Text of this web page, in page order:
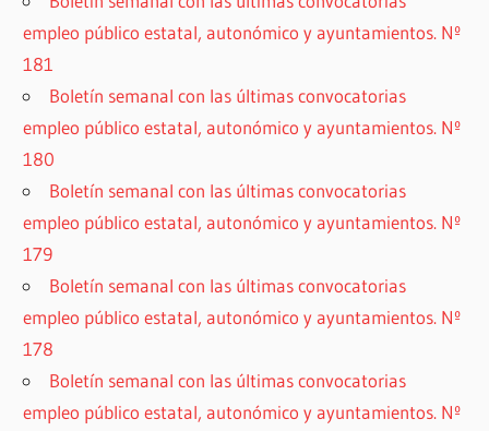
empleo público estatal, autonómico y ayuntamientos. Nº
181
Boletín semanal con las últimas convocatorias
empleo público estatal, autonómico y ayuntamientos. Nº
180
Boletín semanal con las últimas convocatorias
empleo público estatal, autonómico y ayuntamientos. Nº
179
Boletín semanal con las últimas convocatorias
empleo público estatal, autonómico y ayuntamientos. Nº
178
Boletín semanal con las últimas convocatorias
empleo público estatal, autonómico y ayuntamientos. Nº